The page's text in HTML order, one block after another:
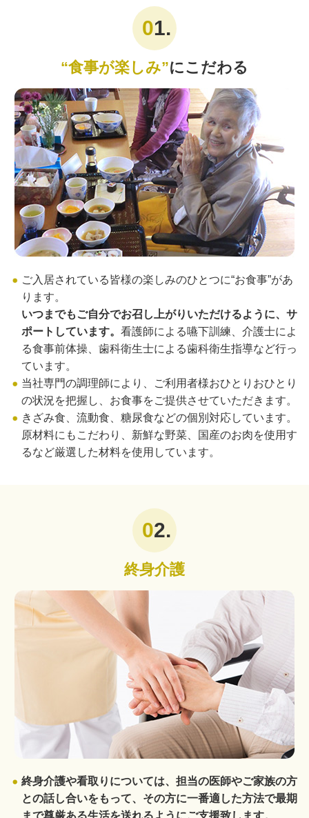
1.
“食事が楽しみ”にこだわる
ご入居されている皆様の楽しみのひとつに“お食事”があ
ります。
いつまでもご自分でお召し上がりいただけるように、サ
ポートしています。看護師による嚥下訓練、介護士によ
る食事前体操、歯科衛生士による歯科衛生指導など行っ
ています。
当社専門の調理師により、ご利用者様おひとりおひとり
の状況を把握し、お食事をご提供させていただきます。
きざみ食、流動食、糖尿食などの個別対応しています。
原材料にもこだわり、新鮮な野菜、国産のお肉を使用す
るなど厳選した材料を使用しています。
2.
終身介護
終身介護や看取りについては、担当の医師やご家族の方
との話し合いをもって、その方に一番適した方法で最期
まで尊厳ある生活を送れるようにご支援致します。